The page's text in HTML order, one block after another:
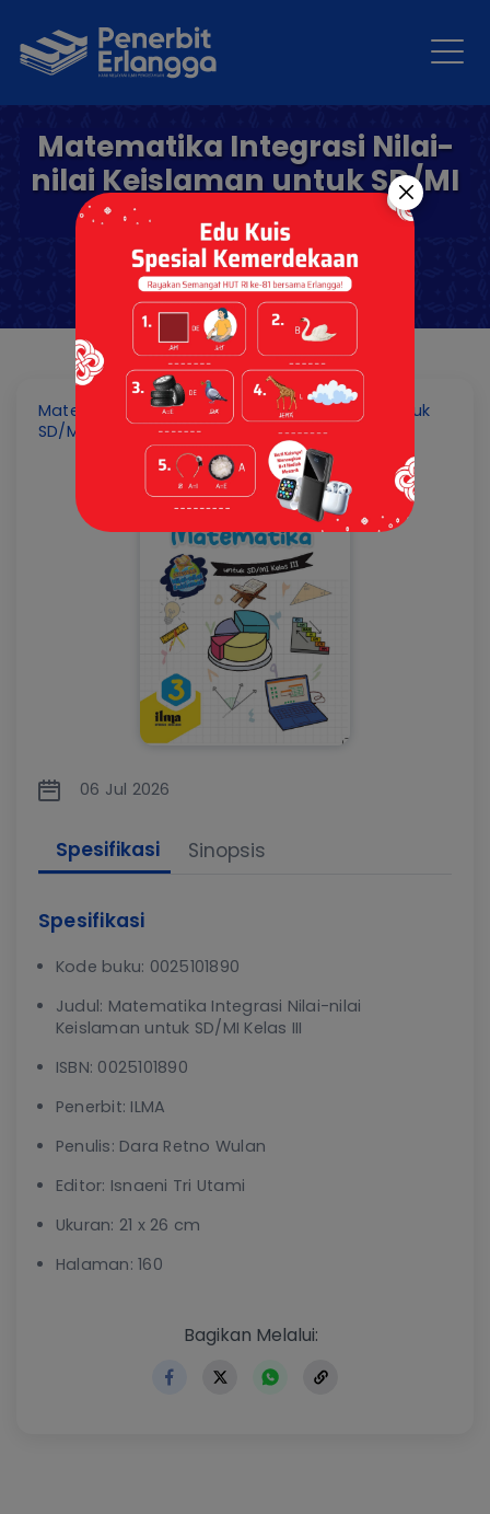
Matematika Integrasi Nilai-
nilai Keislaman untuk SD/MI
Kelas III
Matematika Integrasi Nilai-nilai Keislaman untuk
SD/MI Kelas III
06 Jul 2026
Spesifikasi Sinopsis
Spesifikasi
Kode buku: 0025101890
Judul: Matematika Integrasi Nilai-nilai
Keislaman untuk SD/MI Kelas III
ISBN: 0025101890
Penerbit: ILMA
Penulis: Dara Retno Wulan
Editor: Isnaeni Tri Utami
Ukuran: 21 x 26 cm
Halaman: 160
https://
Bagikan Melalui: